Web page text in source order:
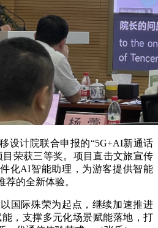
计院联合申报的“5G+AI新通话
荣获三等奖。项目直击文旅宣传
件化AI智能助理，为游客提供智能
的全新体验。
际殊荣为起点，继续加速推进
，支撑多元化场景赋能落地，打